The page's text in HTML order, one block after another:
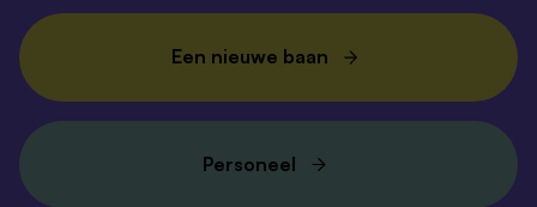
Een nieuwe baan
Personeel